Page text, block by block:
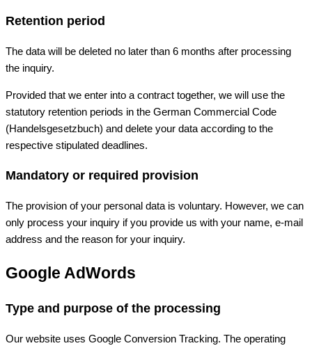
Retention period
The data will be deleted no later than 6 months after processing
the inquiry.
Provided that we enter into a contract together, we will use the
statutory retention periods in the German Commercial Code
(Handelsgesetzbuch) and delete your data according to the
respective stipulated deadlines.
Mandatory or required provision
The provision of your personal data is voluntary. However, we can
only process your inquiry if you provide us with your name, e-mail
address and the reason for your inquiry.
Google AdWords
Type and purpose of the processing
Our website uses Google Conversion Tracking. The operating